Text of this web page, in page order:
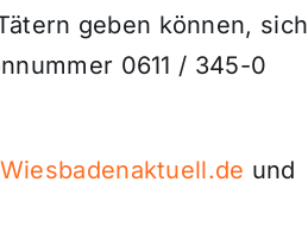
geben können, sich
0611 / 345-0
Wiesbadenaktuell.de und